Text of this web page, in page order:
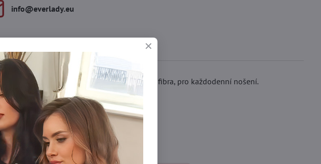
info​@everlady​.eu
super příjemný materiál na dotek - mikrofibra, pro každodenní nošení.